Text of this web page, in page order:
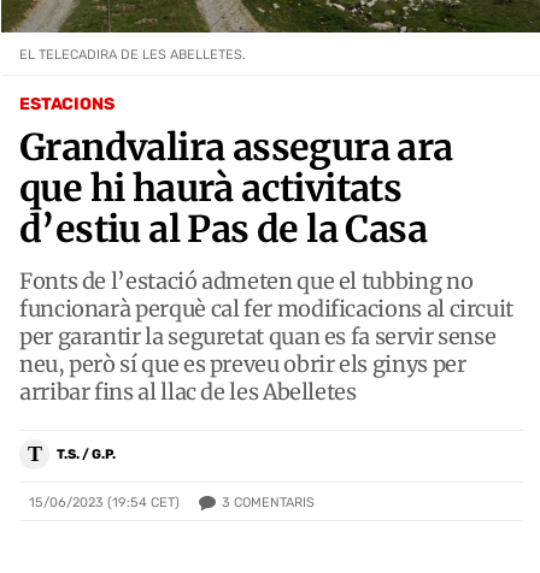
ESTACIONS
Grandvalira assegura ara
que hi haurà activitats
d’estiu al Pas de la Casa
Fonts de l’estació admeten que el tubbing no
funcionarà perquè cal fer modificacions al circuit
per garantir la seguretat quan es fa servir sense
neu, però sí que es preveu obrir els ginys per
arribar fins al llac de les Abelletes
T T.S. / G.P.
15/06/2023 (19:54 CET) 3 COMENTARIS
EL TELECADIRA DE LES ABELLETES.